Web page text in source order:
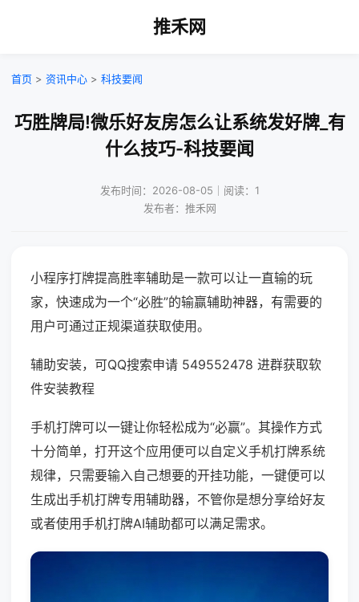
推禾网
首页 > 资讯中心 > 科技要闻
巧胜牌局!微乐好友房怎么让系统发好牌_有
什么技巧-科技要闻
发布时间：2026-08-05｜阅读：1
发布者：推禾网
小程序打牌提高胜率辅助是一款可以让一直输的玩
家，快速成为一个“必胜”的输赢辅助神器，有需要的
用户可通过正规渠道获取使用。
辅助安装，可QQ搜索申请 549552478 进群获取软
件安装教程
手机打牌可以一键让你轻松成为“必赢”。其操作方式
十分简单，打开这个应用便可以自定义手机打牌系统
规律，只需要输入自己想要的开挂功能，一键便可以
生成出手机打牌专用辅助器，不管你是想分享给好友
或者使用手机打牌AI辅助都可以满足需求。